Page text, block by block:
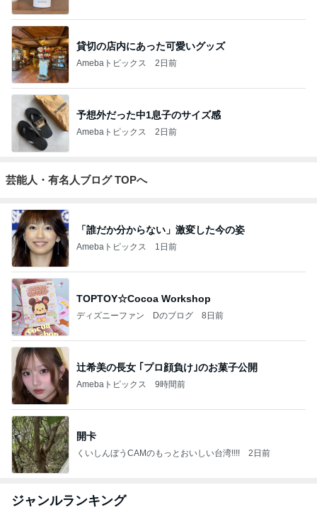
貸切の店内にあった可愛いグッズ
Amebaトピックス 2日前
予想外だった中1息子のサイズ感
Amebaトピックス 2日前
芸能人・有名人ブログ TOPへ
「誰だか分からない」激変した今の姿
Amebaトピックス 1日前
TOPTOY☆Cocoa Workshop
ディズニーファン Dのブログ 8日前
辻希美の長女 ｢プロ顔負け｣のお菓子公開
Amebaトピックス 9時間前
開卡
くいしんぼうCAMのもっとおいしい台湾!!!! 2日前
ジャンルランキング